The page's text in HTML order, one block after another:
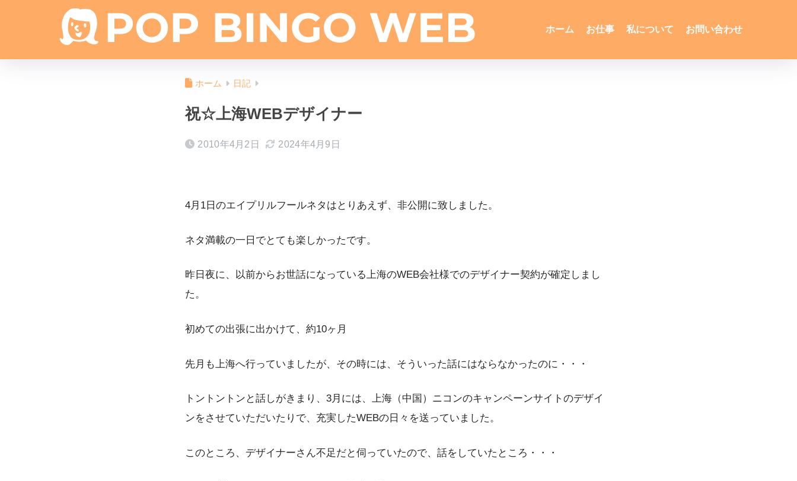
ホーム お仕事 私について お問い合わせ
ホーム 日記
祝☆上海WEBデザイナー
2010年4月2日 2024年4月9日
4月1日のエイプリルフールネタはとりあえず、非公開に致しました。
ネタ満載の一日でとても楽しかったです。
昨日夜に、以前からお世話になっている上海のWEB会社様でのデザイナー契約が確定しまし
た。
初めての出張に出かけて、約10ヶ月
先月も上海へ行っていましたが、その時には、そういった話にはならなかったのに・・・
トントントンと話しがきまり、3月には、上海（中国）ニコンのキャンペーンサイトのデザイ
ンをさせていただいたりで、充実したWEBの日々を送っていました。
このところ、デザイナーさん不足だと伺っていたので、話をしていたところ・・・